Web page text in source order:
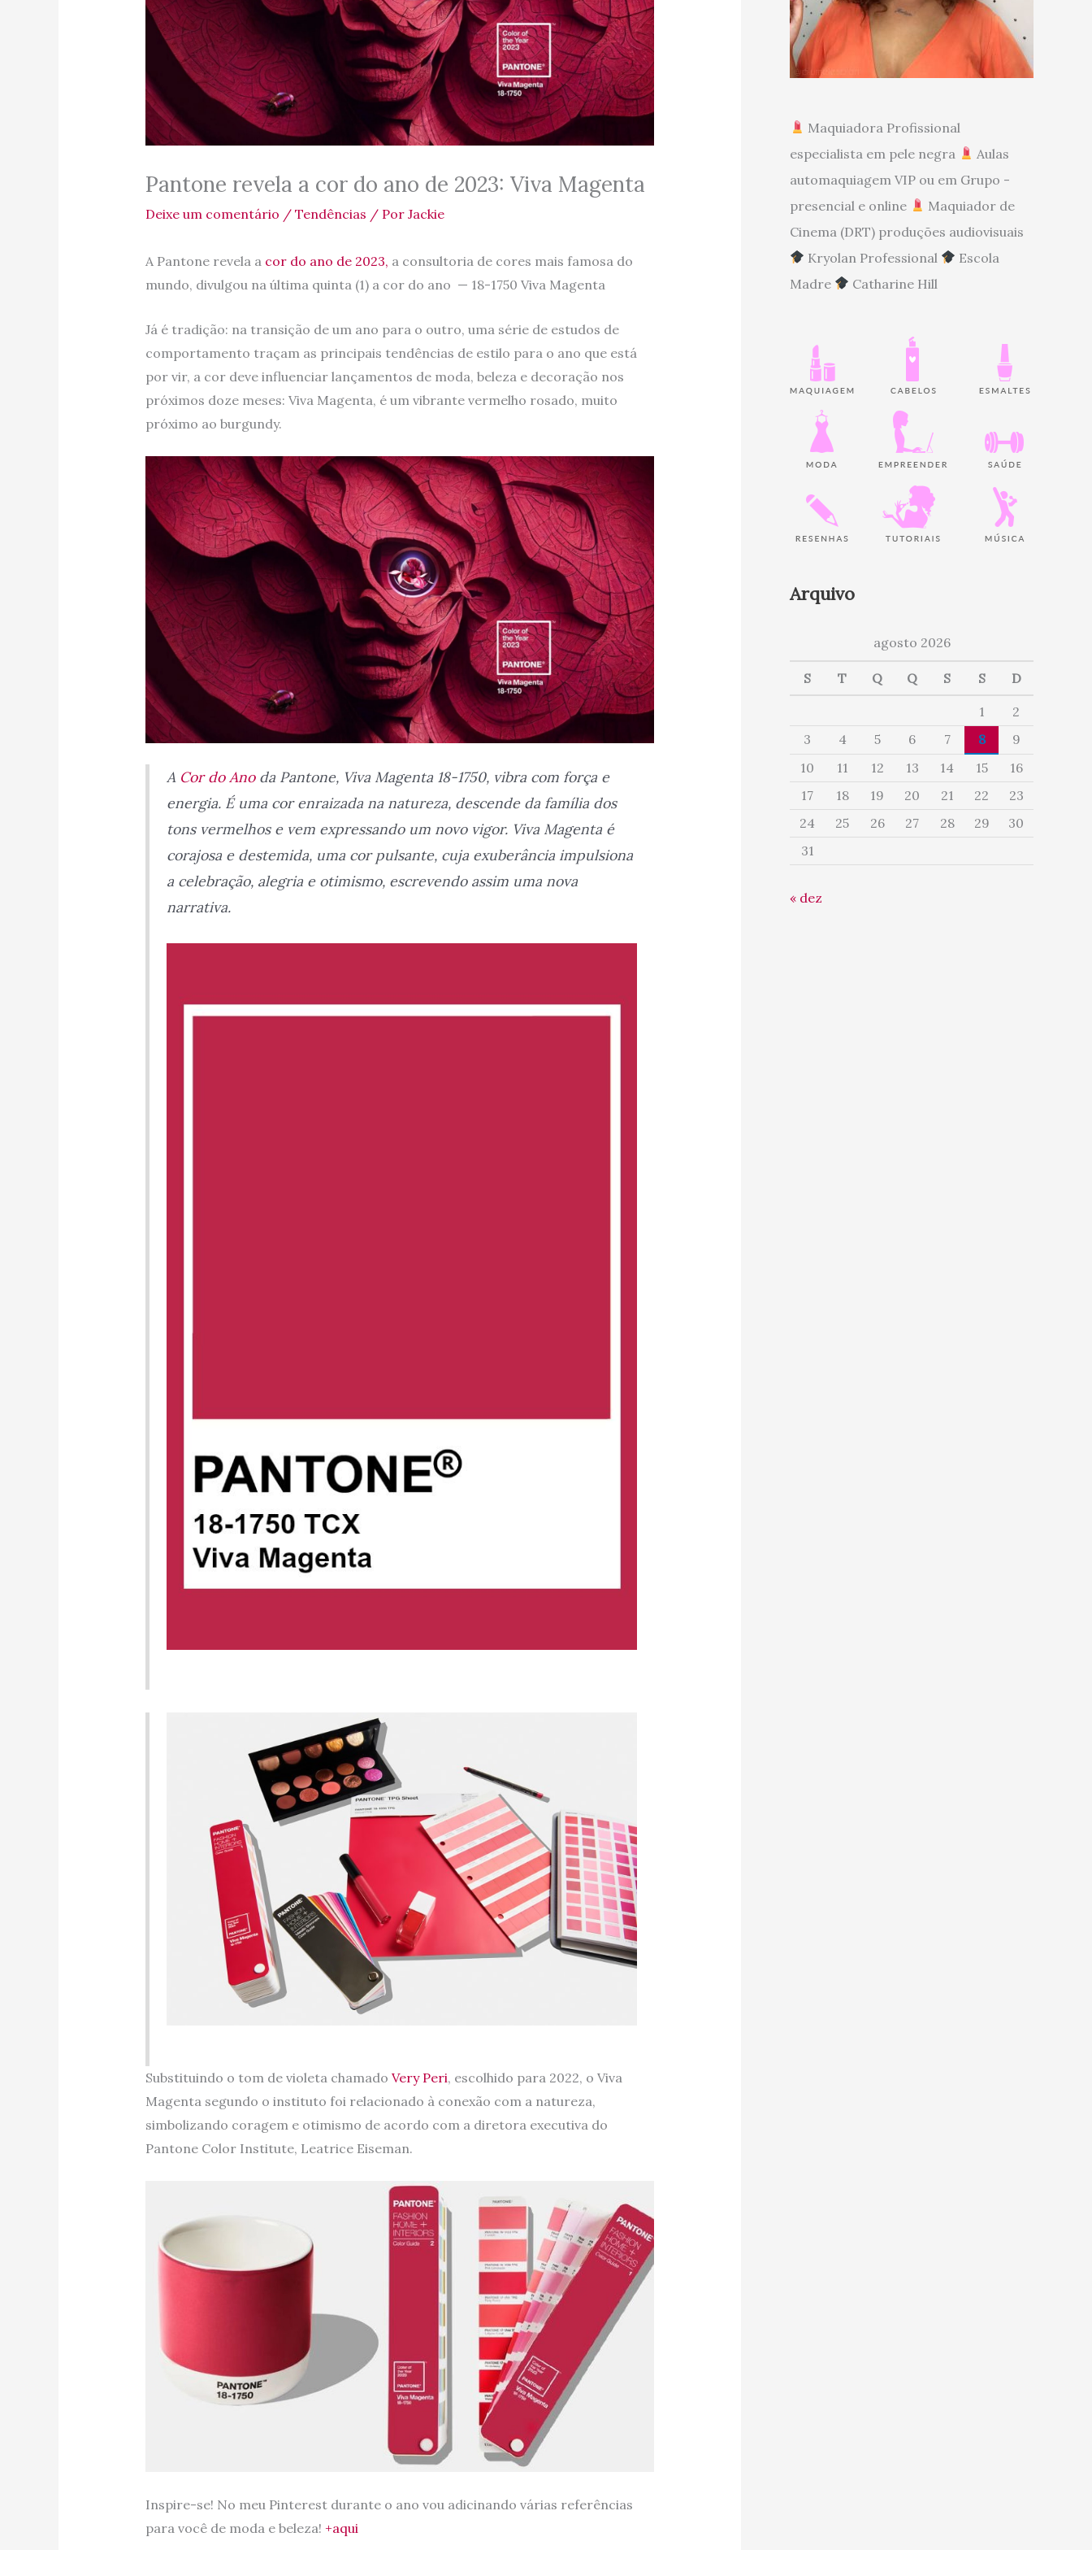
Pantone revela a cor do ano de 2023: Viva Magenta
Deixe um comentário / Tendências / Por Jackie
A Pantone revela acor do ano de 2023, a consultoria de cores mais famosa do
mundo, divulgou na última quinta (1) a cor do ano — 18-1750 Viva Magenta
Já é tradição: na transição de um ano para o outro, uma série de estudos de
comportamento traçam as principais tendências de estilo para o ano que está
por vir, a cor deve influenciar lançamentos de moda, beleza e decoração nos
próximos doze meses: Viva Magenta, é um vibrante vermelho rosado, muito
próximo ao burgundy.
A Cor do Anoda Pantone, Viva Magenta 18-1750, vibra com força e
energia. É uma cor enraizada na natureza, descende da família dos
tons vermelhos e vem expressando um novo vigor. Viva Magenta é
corajosa e destemida, uma cor pulsante, cuja exuberância impulsiona
a celebração, alegria e otimismo, escrevendo assim uma nova
narrativa.
Substituindo o tom de violeta chamado Very Peri, escolhido para 2022, o Viva
Magenta segundo o instituto foi relacionado à conexão com a natureza,
simbolizando coragem e otimismo de acordo com a diretora executiva do
Pantone Color Institute, Leatrice Eiseman.
Inspire-se! No meu Pinterest durante o ano vou adicinando várias referências
para você de moda e beleza! +aqui
Maquiadora Profissional
especialista em pele negra
Aulas
automaquiagem VIP ou em Grupo -
presencial e online
Maquiador de
Cinema (DRT) produções audiovisuais
Kryolan Professional
Escola
Madre
Catharine Hill
Arquivo
agosto 2026
S T Q Q S S D
1
2
3
4 5 6 7 8
9
10
11 12 13 14 15
16
17
18 19 20 21 22
23
24
25 26 27 28 29
30
31
« dez